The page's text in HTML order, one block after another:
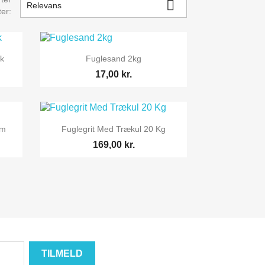
Relevans 
 Vis her
Fuglesand 2kg
17,00 kr.
 Vis her
Fuglegrit Med Trækul 20 Kg
169,00 kr.